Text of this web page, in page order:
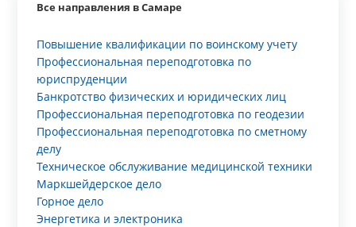
Все направления в Самаре
Повышение квалификации по воинскому учету
Профессиональная переподготовка по
юриспруденции
Банкротство физических и юридических лиц
Профессиональная переподготовка по геодезии
Профессиональная переподготовка по сметному
делу
Техническое обслуживание медицинской техники
Маркшейдерское дело
Горное дело
Энергетика и электроника